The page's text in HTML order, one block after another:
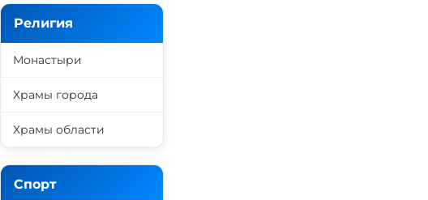
Религия
Монастыри
Храмы города
Храмы области
Спорт